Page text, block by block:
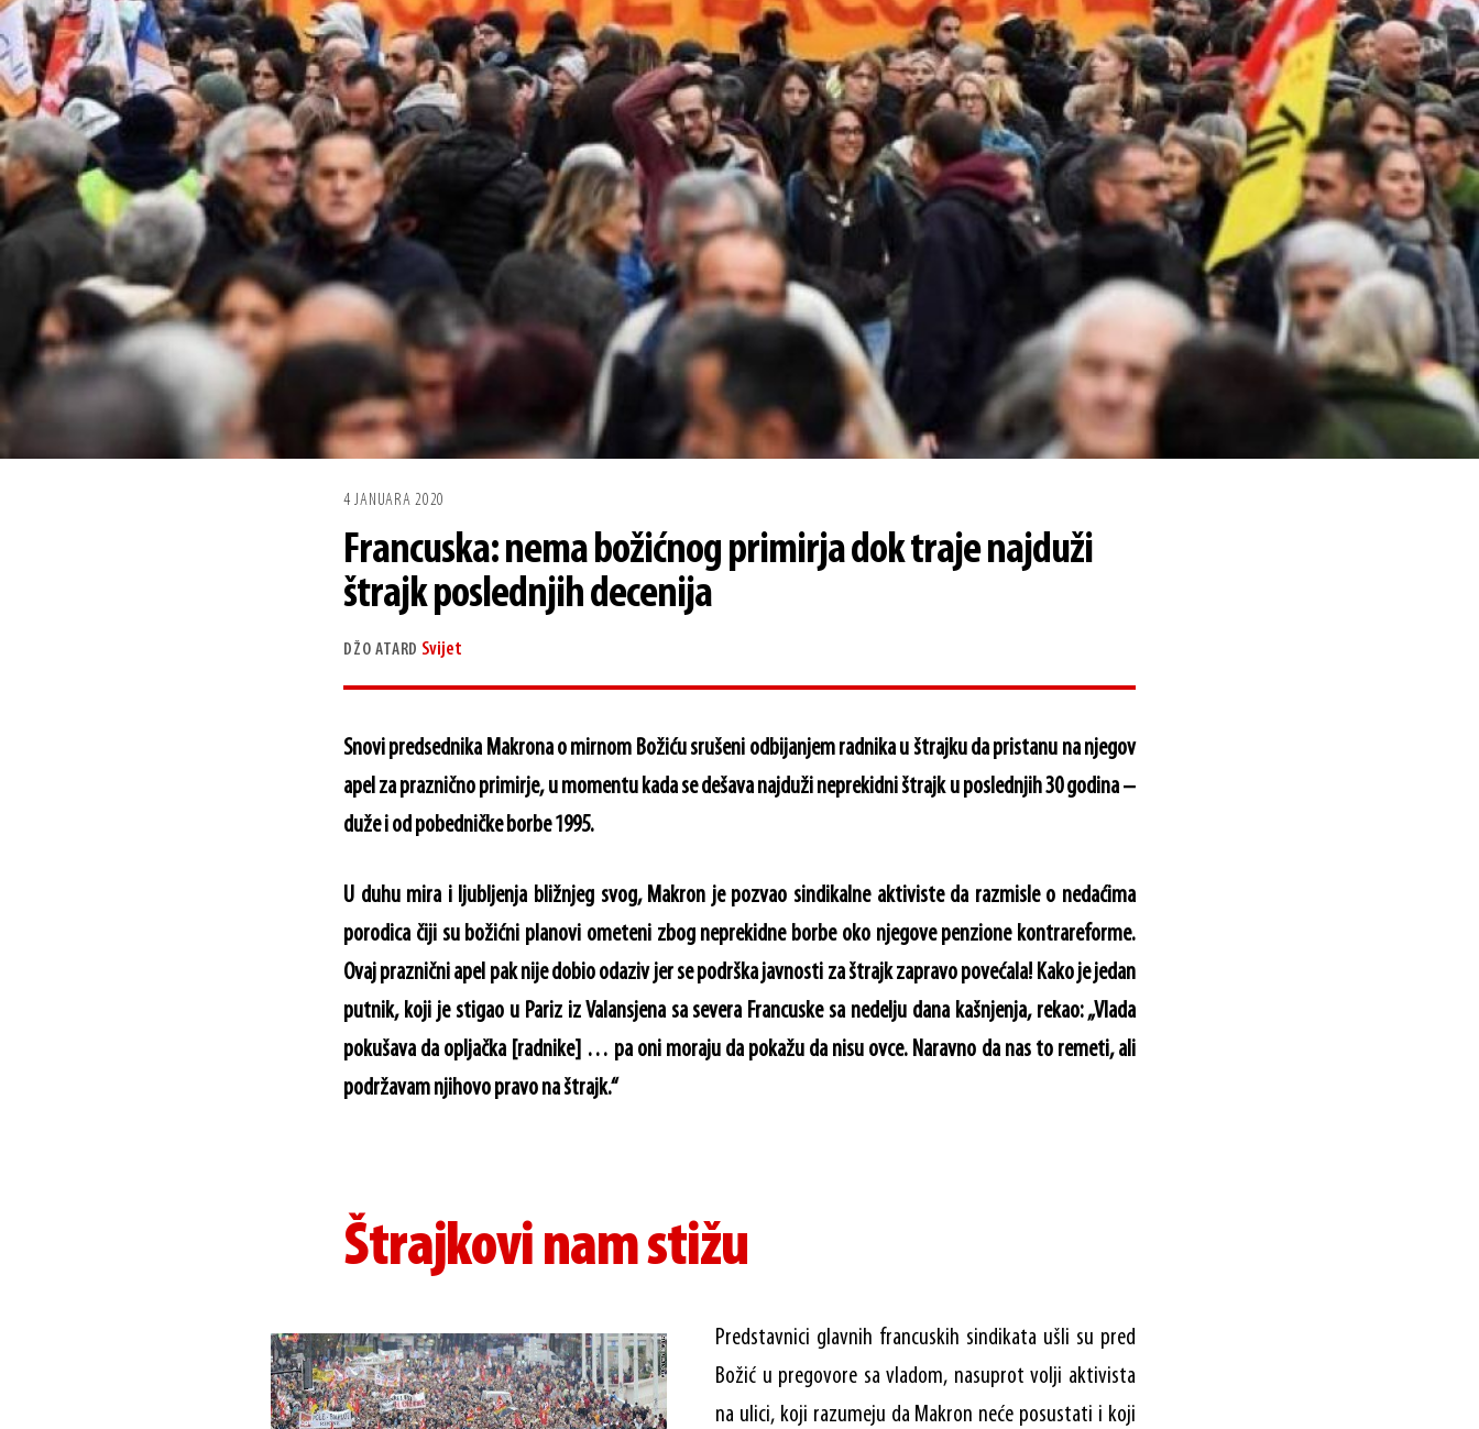
4 JANUARA 2020
Francuska: nema božićnog primirja dok traje najduži
štrajk poslednjih decenija
DŽO ATARD Svijet
Snovi predsednika Makrona o mirnom Božiću srušeni odbijanjem radnika u štrajku da pristanu na njegov
apel za praznično primirje, u momentu kada se dešava najduži neprekidni štrajk u poslednjih 30 godina –
duže i od pobedničke borbe 1995.
U duhu mira i ljubljenja bližnjeg svog, Makron je pozvao sindikalne aktiviste da razmisle o nedaćima
porodica čiji su božićni planovi ometeni zbog neprekidne borbe oko njegove penzione kontrareforme.
Ovaj praznični apel pak nije dobio odaziv jer se podrška javnosti za štrajk zapravo povećala! Kako je jedan
putnik, koji je stigao u Pariz iz Valansjena sa severa Francuske sa nedelju dana kašnjenja, rekao: „Vlada
pokušava da opljačka [radnike] … pa oni moraju da pokažu da nisu ovce. Naravno da nas to remeti, ali
podržavam njihovo pravo na štrajk.“
Štrajkovi nam stižu
Predstavnici glavnih francuskih sindikata ušli su pred
Božić u pregovore sa vladom, nasuprot volji aktivista
na ulici, koji razumeju da Makron neće posustati i koji